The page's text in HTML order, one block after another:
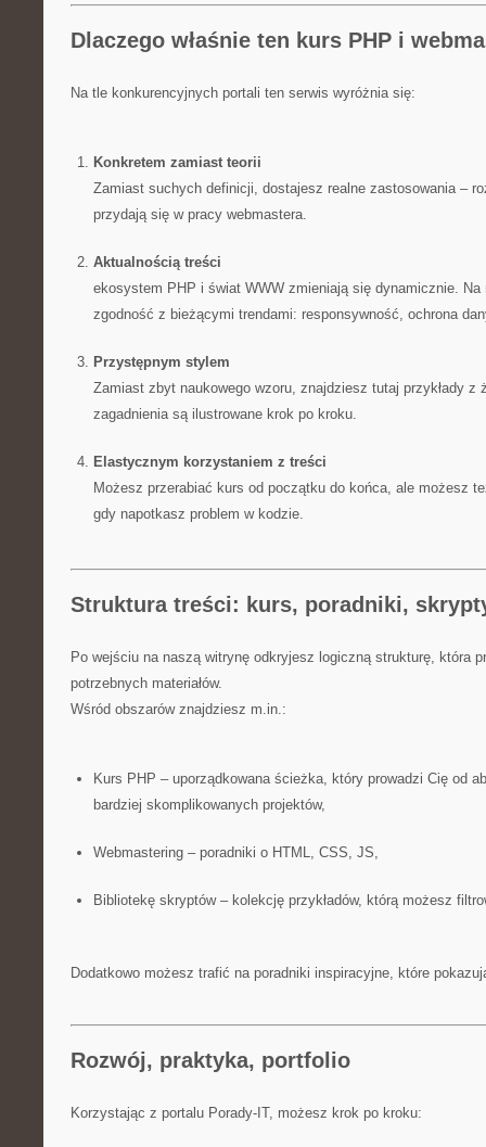
Dlaczego właśnie ten kurs PHP i
Na tle konkurencyjnych portali ten serwis wyróżnia się:
Konkretem zamiast teorii
Zamiast suchych definicji, dostajesz realne zastosowania –
przydają się w pracy webmastera.
Aktualnością treści
ekosystem PHP i świat WWW zmieniają się dynamicznie.
zgodność z bieżącymi trendami: responsywność, ochrona
Przystępnym stylem
Zamiast zbyt naukowego wzoru, znajdziesz tutaj przykłady z
zagadnienia są ilustrowane krok po kroku.
Elastycznym korzystaniem z treści
Możesz przerabiać kurs od początku do końca, ale możesz
gdy napotkasz problem w kodzie.
Struktura treści: kurs, poradniki,
Po wejściu na naszą witrynę odkryjesz logiczną strukturę, która
potrzebnych materiałów.
Wśród obszarów znajdziesz m.in.:
Kurs PHP – uporządkowana ścieżka, który prowadzi Cię od
bardziej skomplikowanych projektów,
Webmastering – poradniki o HTML, CSS, JS,
Bibliotekę skryptów – kolekcję przykładów, którą możesz
Dodatkowo możesz trafić na poradniki inspiracyjne, które
Rozwój, praktyka, portfolio
Korzystając z portalu Porady-IT, możesz krok po kroku: